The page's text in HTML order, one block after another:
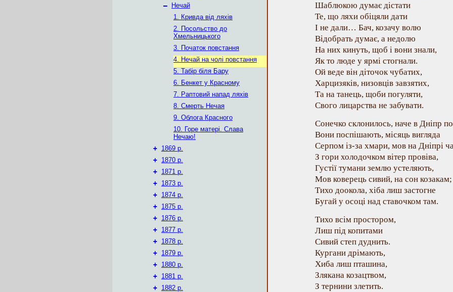
–
Нечай
1. Кривда від ляхів
2. Посольство до
Хмельницького
3. Початок повстання
4. Нечай на чолі повстання
5. Табір біля Бару
6. Бенкет у Красному
7. Раптовий напад ляхів
8. Смерть Нечая
9. Облога Красного
10. Горе матері. Слава
Нечаю!
+ 1869 р.
+ 1870 р.
+ 1871 р.
+ 1873 р.
+ 1874 р.
+ 1875 р.
+ 1876 р.
+ 1877 р.
+ 1878 р.
+ 1879 р.
+ 1880 р.
+ 1881 р.
+ 1882 р.
Шаблюкою думає дістати
Те, що ляхи обіцяли дати
І не дали… Бач, козачу волю
Відобрать думає, а недолю
На них кинуть, щоб і вони знали,
Як то люде у ярмі стогнали.
Ой веде він діточок чубатих,
Харцизяків, низовців завзятих,
Та на танець, щоби погуляти,
Свого лицарства не забувати.
Сонечко склонилось, наче в Дніпр
Вони поспішають, місяць вигляда
Серпом із-за хмари, мов на Дніпрі
З гори холодочком вітер провіва,
Густії тумани землю устеляють,
Мов коверець сивий, на сон козакам;
Тихо доокола, хіба лиш застогне
Бугай у осоці над ставочком там.
Тихо всім простором,
Лиш під копитами
Сивий степ дуднить.
Кургани дрімають,
Хиба лиш пташина,
Злякана козацтвом,
З тернини злетить.